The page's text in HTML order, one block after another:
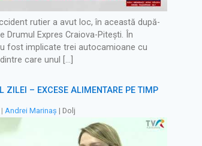
rutier a avut loc, în această după-
Drumul Expres Craiova-Pitești. În
fost implicate trei autocamioane cu
care unul […]
ZILEI – EXCESE ALIMENTARE PE TIMP
| Andrei Marinaș | Dolj